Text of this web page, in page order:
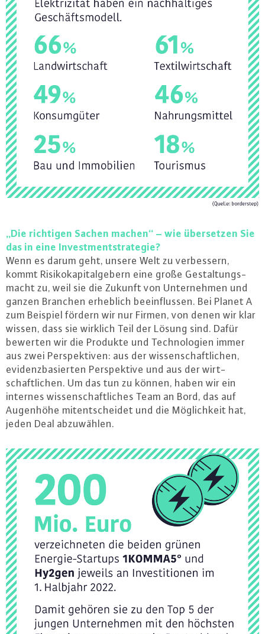
„Die richtigen Sachen machen“ – wie über­set­zen Sie
das in eine In­vest­ment­stra­te­gie?
Wenn es darum geht, unsere Welt zu ver­bes­sern,
kommt Ri­si­ko­ka­pi­tal­ge­bern eine große Ge­stal­tungs­
macht zu, weil sie die Zukunft von Un­ter­neh­men und
ganzen Branchen erheblich be­ein­flus­sen. Bei Planet A
zum Beispiel fördern wir nur Firmen, von denen wir klar
wissen, dass sie wirklich Teil der Lösung sind. Dafür
bewerten wir die Produkte und Tech­no­lo­gi­en immer
aus zwei Per­spek­ti­ven: aus der wis­sen­schaft­li­chen,
evi­denz­ba­sier­ten Per­spek­ti­ve und aus der wirt­
schaft­li­chen. Um das tun zu können, haben wir ein
internes wis­sen­schaft­li­ches Team an Bord, das auf
Augenhöhe mit­ent­schei­det und die Mög­lich­keit hat,
jeden Deal ab­zu­wäh­len.